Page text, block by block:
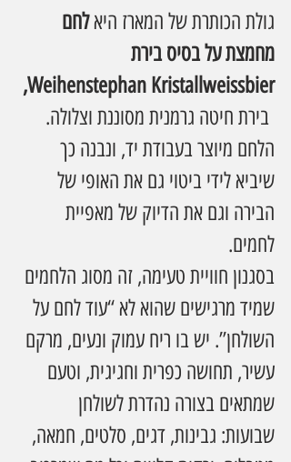
גולת הכותרת של המארז היא לחם
מחמצת על בסיס בירת
Weihenstephan Kristallweissbier,
בירת חיטה גרמנית מסוננת וצלולה.
הלחם מיוצר בעבודת יד, ונבנה כך
שיביא לידי ביטוי גם את האופי של
הבירה וגם את הדיוק של מאפיית
לחמים.
בסגנון חוויית טעימה, זה מסוג הלחמים
שמיד מרגישים שהוא לא “עוד לחם על
השולחן”. יש בו ריח עמוק ונעים, מרקם
עשיר, תחושה כפרית וחגיגית, וטעם
שמתאים בצורה נהדרת לשולחן
שבועות: גבינות, דגים, סלטים, חמאה,